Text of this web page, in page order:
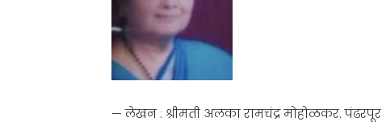
— लेखन : श्रीमती अलका रामचंद्र मोहोळकर. पंढरपूर